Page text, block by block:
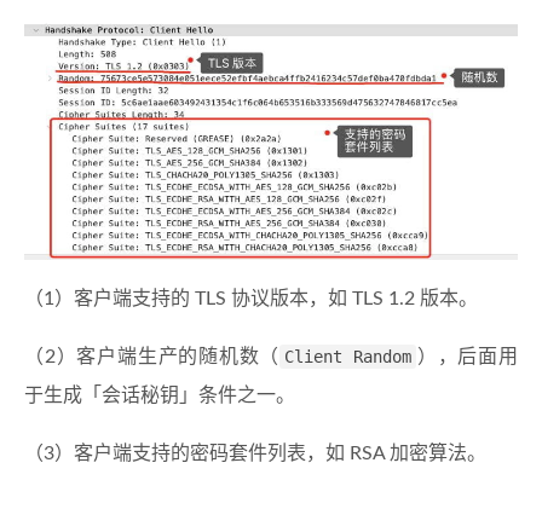
（1）客户端支持的 TLS 协议版本，如 TLS 1.2 版本。
（2）客户端生产的随机数（ Client Random ），后面用
于生成「会话秘钥」条件之一。
（3）客户端支持的密码套件列表，如 RSA 加密算法。